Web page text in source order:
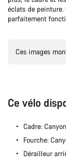
éclats de peinture.
parfaitement
Ces images
Ce vélo
Cadre:
Fourche:
Dérailleur
répondre à